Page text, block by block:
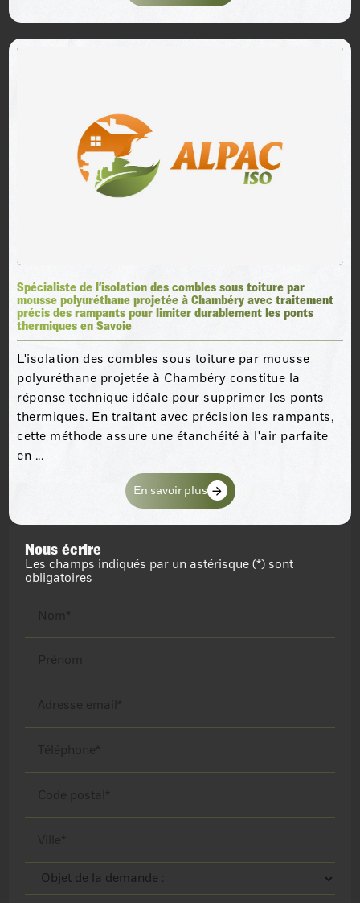
Spécialiste de l’isolation des combles sous toiture par
mousse polyuréthane projetée à Chambéry avec traitement
précis des rampants pour limiter durablement les ponts
thermiques en Savoie
L'isolation des combles sous toiture par mousse
polyuréthane projetée à Chambéry constitue la
réponse technique idéale pour supprimer les ponts
thermiques. En traitant avec précision les rampants,
cette méthode assure une étanchéité à l'air parfaite
en ...
En savoir plus
Nous écrire
Les champs indiqués par un astérisque (*) sont
obligatoires